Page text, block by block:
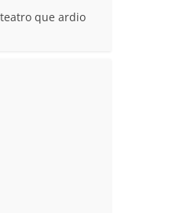
que ardio